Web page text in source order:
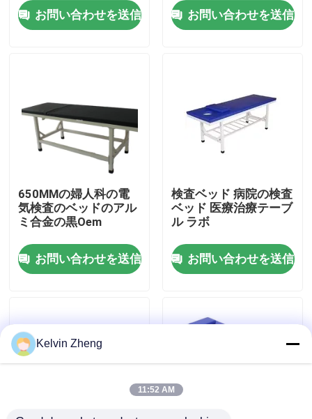
家へ
ビデオ
わたしたち に つい て
工場 ツアー
ニュース
事件
お問い合わせを送信
お問い合わせを送信
650MMの婦人科の電
気検査のベッドのアル
ミ合金の黒Oem
お問い合わせを送信
検査ベッド 病院の検査
ベッド 医療治療テーブ
ル ラボ
お問い合わせを送信
Kelvin Zheng
11:52 AM